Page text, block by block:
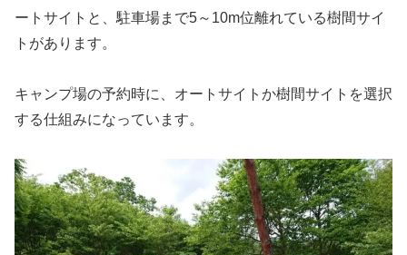
ートサイトと、駐車場まで5～10m位離れている樹間サイ
トがあります。
キャンプ場の予約時に、オートサイトか樹間サイトを選択
する仕組みになっています。